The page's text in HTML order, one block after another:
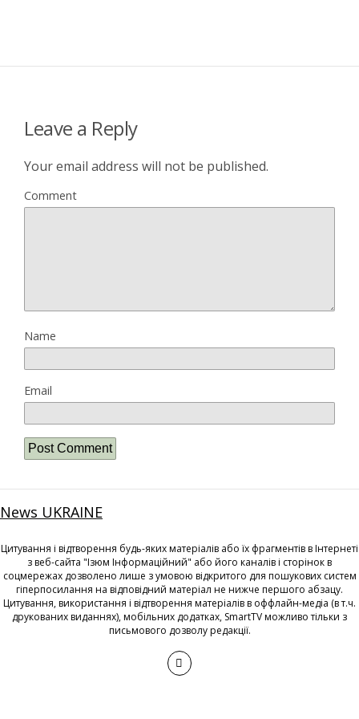
Leave a Reply
Your email address will not be published.
Comment
Name
Email
News UKRAINE
Цитування і відтворення будь-яких матеріалів або їх фрагментів в Інтернеті
з веб-сайта "Ізюм Інформаційний" або його каналів і сторінок в
соцмережах дозволено лише з умовою відкритого для пошукових систем
гіперпосилання на відповідний матеріал не нижче першого абзацу.
Цитування, використання і відтворення матеріалів в оффлайн-медіа (в т.ч.
друкованих виданнях), мобільних додатках, SmartTV можливо тільки з
письмового дозволу редакції.